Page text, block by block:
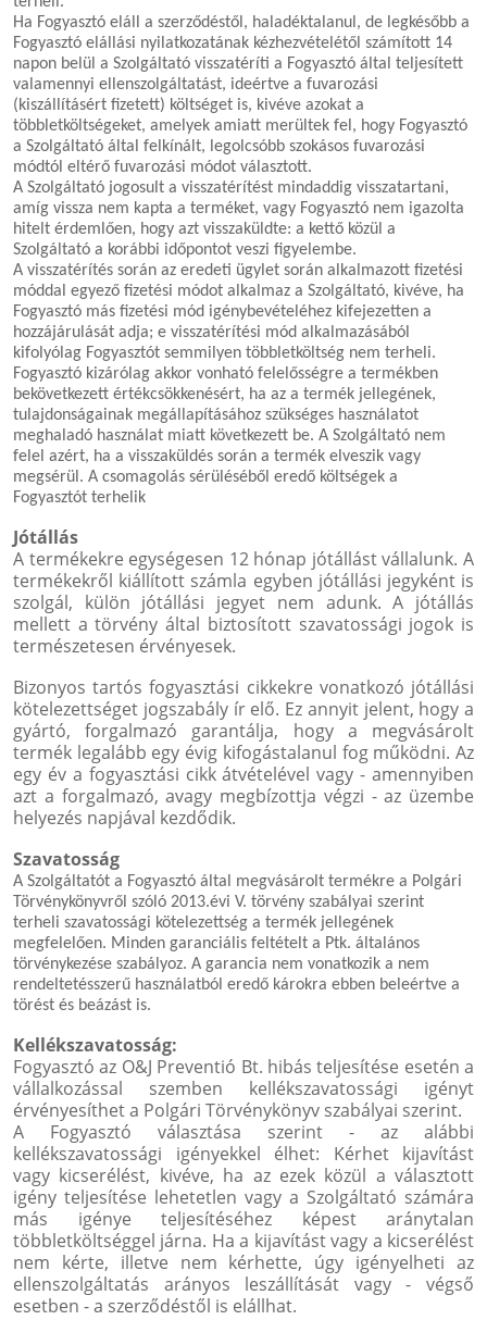
Ha Fogyasztó eláll a szerződéstől, haladéktalanul, de legkésőbb a
Fogyasztó elállási nyilatkozatának kézhezvételétől számított 14
napon belül a Szolgáltató visszatéríti a Fogyasztó által teljesített
valamennyi ellenszolgáltatást, ideértve a fuvarozási
(kiszállításért fizetett) költséget is, kivéve azokat a
többletköltségeket, amelyek amiatt merültek fel, hogy Fogyasztó
a Szolgáltató által felkínált, legolcsóbb szokásos fuvarozási
módtól eltérő fuvarozási módot választott.
A Szolgáltató jogosult a visszatérítést mindaddig visszatartani,
amíg vissza nem kapta a terméket, vagy Fogyasztó nem igazolta
hitelt érdemlően, hogy azt visszaküldte: a kettő közül a
Szolgáltató a korábbi időpontot veszi figyelembe.
A visszatérítés során az eredeti ügylet során alkalmazott fizetési
móddal egyező fizetési módot alkalmaz a Szolgáltató, kivéve, ha
Fogyasztó más fizetési mód igénybevételéhez kifejezetten a
hozzájárulását adja; e visszatérítési mód alkalmazásából
kifolyólag Fogyasztót semmilyen többletköltség nem terheli.
Fogyasztó kizárólag akkor vonható felelősségre a termékben
bekövetkezett értékcsökkenésért, ha az a termék jellegének,
tulajdonságainak megállapításához szükséges használatot
meghaladó használat miatt következett be. A Szolgáltató nem
felel azért, ha a visszaküldés során a termék elveszik vagy
megsérül. A csomagolás sérüléséből eredő költségek a
Fogyasztót terhelik
Jótállás
A termékekre egységesen 12 hónap jótállást vállalunk. A
termékekről kiállított számla egyben jótállási jegyként is
szolgál, külön jótállási jegyet nem adunk. A jótállás
mellett a törvény által biztosított szavatossági jogok is
természetesen érvényesek.
Bizonyos tartós fogyasztási cikkekre vonatkozó jótállási
kötelezettséget jogszabály ír elő. Ez annyit jelent, hogy a
gyártó, forgalmazó garantálja, hogy a megvásárolt
termék legalább egy évig kifogástalanul fog működni. Az
egy év a fogyasztási cikk átvételével vagy - amennyiben
azt a forgalmazó, avagy megbízottja végzi - az üzembe
helyezés napjával kezdődik.
Szavatosság
A Szolgáltatót a Fogyasztó által megvásárolt termékre a Polgári
Törvénykönyvről szóló 2013.évi V. törvény szabályai szerint
terheli szavatossági kötelezettség a termék jellegének
megfelelően. Minden garanciális feltételt a Ptk. általános
törvénykezése szabályoz. A garancia nem vonatkozik a nem
rendeltetésszerű használatból eredő károkra ebben beleértve a
törést és beázást is.
Kellékszavatosság:
Fogyasztó az O&J Preventió Bt. hibás teljesítése esetén a
vállalkozással szemben kellékszavatossági igényt
érvényesíthet a Polgári Törvénykönyv szabályai szerint.
A Fogyasztó választása szerint - az alábbi
kellékszavatossági igényekkel élhet: Kérhet kijavítást
vagy kicserélést, kivéve, ha az ezek közül a választott
igény teljesítése lehetetlen vagy a Szolgáltató számára
más igénye teljesítéséhez képest aránytalan
többletköltséggel járna. Ha a kijavítást vagy a kicserélést
nem kérte, illetve nem kérhette, úgy igényelheti az
ellenszolgáltatás arányos leszállítását vagy - végső
esetben - a szerződéstől is elállhat.